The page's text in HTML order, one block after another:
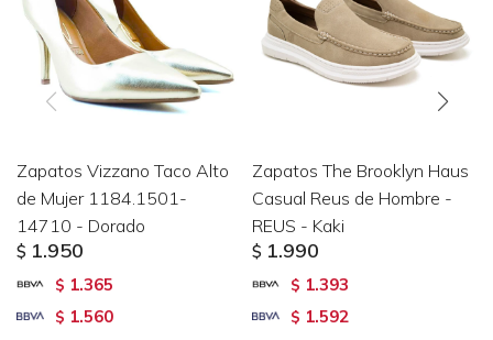
Zapatos Vizzano Taco Alto
de Mujer 1184.1501-
14710 - Dorado
$ 1.950
$ 1.365
$ 1.560
Zapatos The Brooklyn Haus
Casual Reus de Hombre -
REUS - Kaki
$ 1.990
$ 1.393
$ 1.592